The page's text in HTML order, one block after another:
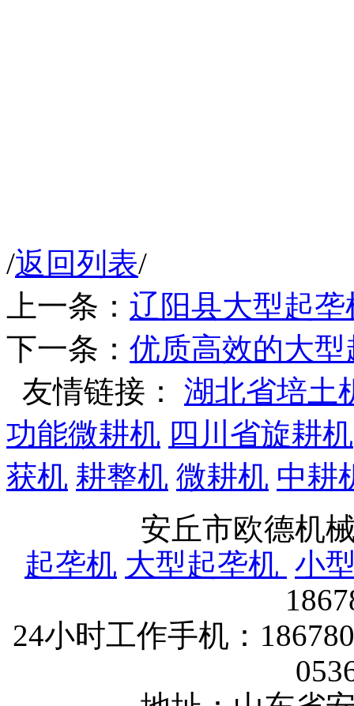
/返回列表/
上一条： 辽阳县大型起垄
下一条： 优质高效的大
友情链接： 湖北省培土
功能微耕机 四川省旋耕机
获机 耕整机 微耕机 中耕
安丘市欧德机
起垄机 大型起垄机 小
24小时工作手机：